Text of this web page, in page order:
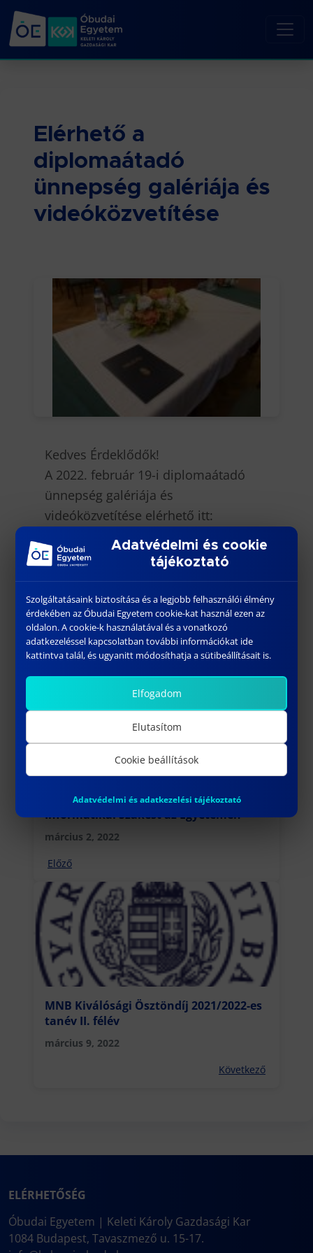
Elérhető a
diplomaátadó
ünnepség galériája és
videóközvetítése
Kedves Érdeklődők!
A 2022. február 19-i diplomaátadó
ünnepség galériája és
videóközvetítése elérhető itt:
https://kgk.uni-obuda.hu/galeria
További híreink
Informatikai Szakest az Egyetemen
március 2, 2022
Előző
MNB Kiválósági Ösztöndíj 2021/2022-es
tanév II. félév
március 9, 2022
Következő
ELÉRHETŐSÉG
Óbudai Egyetem | Keleti Károly Gazdasági Kar
1084 Budapest, Tavaszmező u. 15-17.
Adatvédelmi és cookie
tájékoztató
Szolgáltatásaink biztosítása és a legjobb felhasználói élmény
érdekében az Óbudai Egyetem cookie-kat használ ezen az
oldalon. A cookie-k használatával és a vonatkozó
adatkezeléssel kapcsolatban további információkat ide
kattintva talál, és ugyanitt módosíthatja a sütibeállításait is.
Elfogadom
Elutasítom
Cookie beállítások
Adatvédelmi és adatkezelési tájékoztató